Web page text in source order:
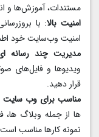
مستندات، آموزش‌ها و
امنیت بالا: با
امنیت وب‌سایت خود
مدیریت چند رسانه‌ ای
ویدیوها و فایل‌های
قرار دهید.
مناسب برای وب‌ سایت‌
ها از جمله وبلاگ‌
نمونه کارها مناسب است.